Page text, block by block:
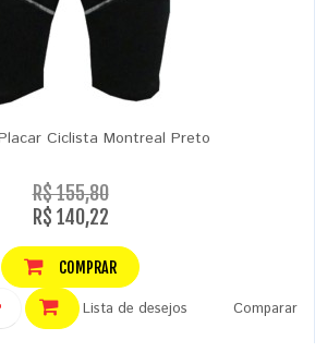
Ciclista Montreal Preto
R$ 155,80
R$ 140,22
COMPRAR
Lista de desejos Comparar